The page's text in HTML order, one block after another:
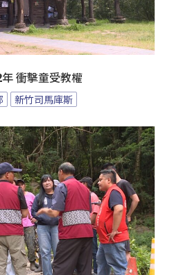
衝擊童受教權
新竹司馬庫斯